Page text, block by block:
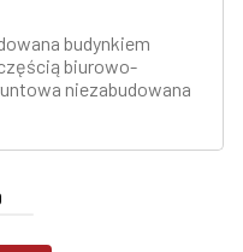
budynkiem
biurowo-
niezabudowana